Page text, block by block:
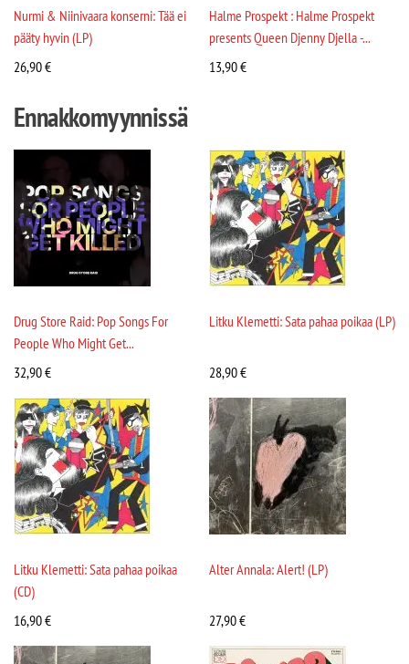
Nurmi & Niinivaara konserni: Tää ei
pääty hyvin (LP)
26,90€
Halme Prospekt : Halme Prospekt
presents Queen Djenny Djella -...
13,90€
Ennakkomyynnissä
Drug Store Raid: Pop Songs For
People Who Might Get...
32,90€
Litku Klemetti: Sata pahaa poikaa (LP)
28,90€
Litku Klemetti: Sata pahaa poikaa
(CD)
16,90€
Alter Annala: Alert! (LP)
27,90€